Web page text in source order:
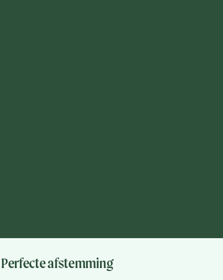
Perfecte afstemming